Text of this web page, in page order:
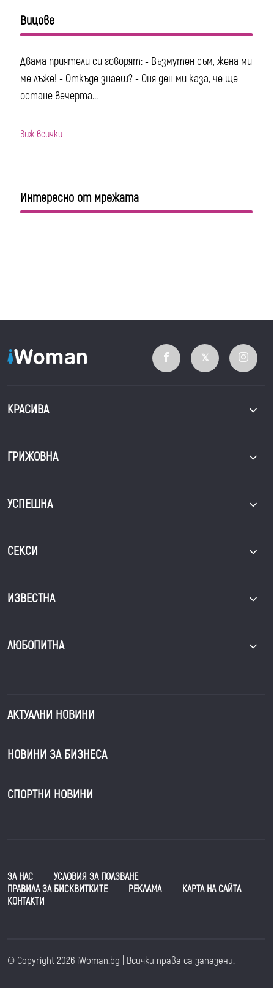
Вицове
Двама приятели си говорят: - Възмутен съм, жена ми
ме лъже! - Откъде знаеш? - Оня ден ми каза, че ще
остане вечерта...
виж всички
Интересно от мрежата
КРАСИВА
ГРИЖОВНА
УСПЕШНА
СЕКСИ
ИЗВЕСТНА
ЛЮБОПИТНА
АКТУАЛНИ НОВИНИ
НОВИНИ ЗА БИЗНЕСА
СПОРТНИ НОВИНИ
ЗА НАС
УСЛОВИЯ ЗА ПОЛЗВАНЕ
ПРАВИЛА ЗА БИСКВИТКИТЕ
РЕКЛАМА
КАРТА НА САЙТА
КОНТАКТИ
© Copyright 2026 iWoman.bg | Всички права са запазени.